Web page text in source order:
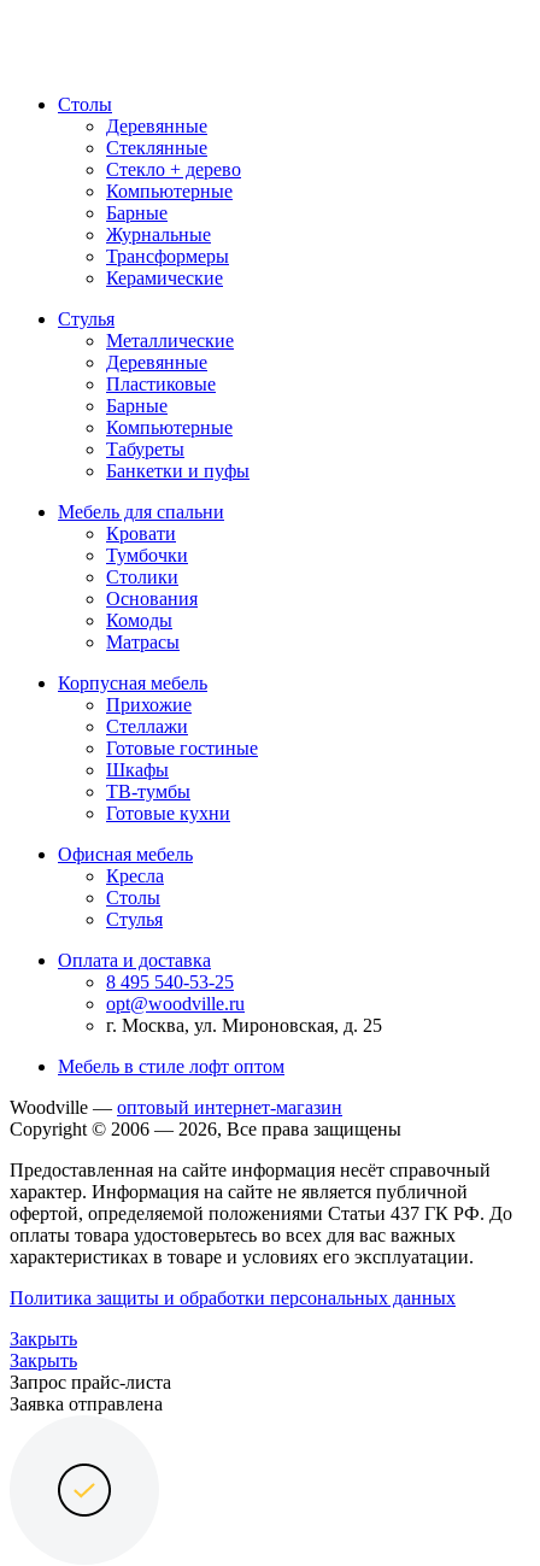
Столы
Деревянные
Стеклянные
Стекло + дерево
Компьютерные
Барные
Журнальные
Трансформеры
Керамические
Стулья
Металлические
Деревянные
Пластиковые
Барные
Компьютерные
Табуреты
Банкетки и пуфы
Мебель для спальни
Кровати
Тумбочки
Столики
Основания
Комоды
Матрасы
Корпусная мебель
Прихожие
Стеллажи
Готовые гостиные
Шкафы
ТВ-тумбы
Готовые кухни
Офисная мебель
Кресла
Столы
Стулья
Оплата и доставка
8 495 540-53-25
opt@woodville.ru
г. Москва, ул. Мироновская, д. 25
Мебель в стиле лофт оптом
Woodville — оптовый интернет-магазин
Copyright © 2006 — 2026, Все права защищены
Предоставленная на сайте информация несёт справочный
характер. Информация на сайте не является публичной
офертой, определяемой положениями Статьи 437 ГК РФ. До
оплаты товара удостоверьтесь во всех для вас важных
характеристиках в товаре и условиях его эксплуатации.
Политика защиты и обработки персональных данных
Закрыть
Закрыть
Запрос прайс-листа
Заявка отправлена